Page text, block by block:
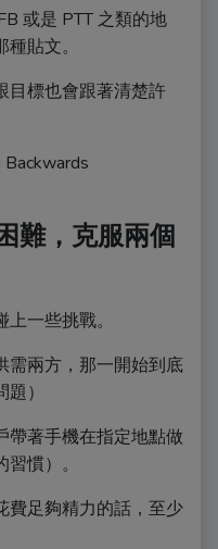
或是 PTT 之類的地
貼文。
目標也會跟著清楚許
難，克服兩個
一些挑戰。
需兩方，那一開始到底
）
帶著手機在指定地點做
慣）。
費足夠精力的話，至少